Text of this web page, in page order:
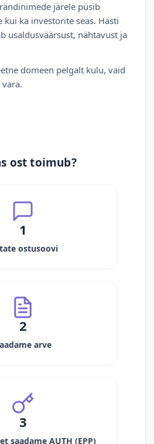
järele püsib
ka investorite seas. Hästi
usaldusväärsust, nähtavust ja
domeen pelgalt kulu, vaid
ost toimub?
1
ostusoovi
2
arve
3
saadame AUTH (EPP)